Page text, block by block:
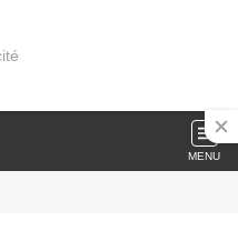
MENU